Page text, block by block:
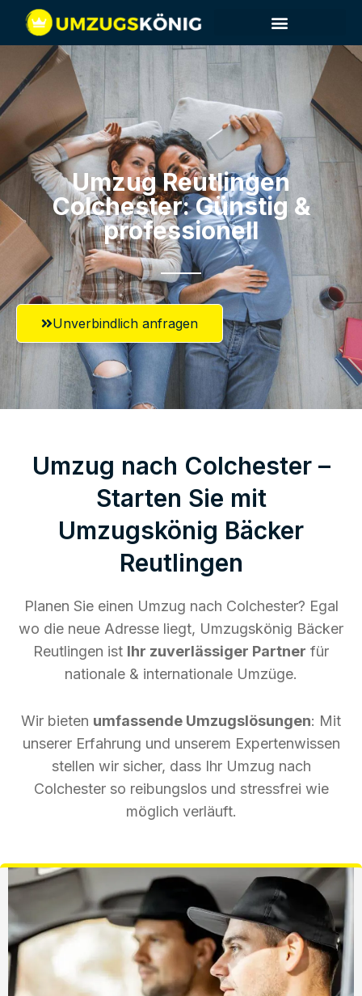
Umzug Reutlingen​
Colchester: Günstig &
professionell​
Unverbindlich anfragen
Umzug nach Colchester –
Starten Sie mit
Umzugskönig Bäcker
Reutlingen
Planen Sie einen Umzug nach Colchester? Egal
wo die neue Adresse liegt, Umzugskönig Bäcker
Reutlingen ist Ihr zuverlässiger Partner für
nationale & internationale Umzüge.
Wir bieten umfassende Umzugslösungen: Mit
unserer Erfahrung und unserem Expertenwissen
stellen wir sicher, dass Ihr Umzug nach
Colchester so reibungslos und stressfrei wie
möglich verläuft.